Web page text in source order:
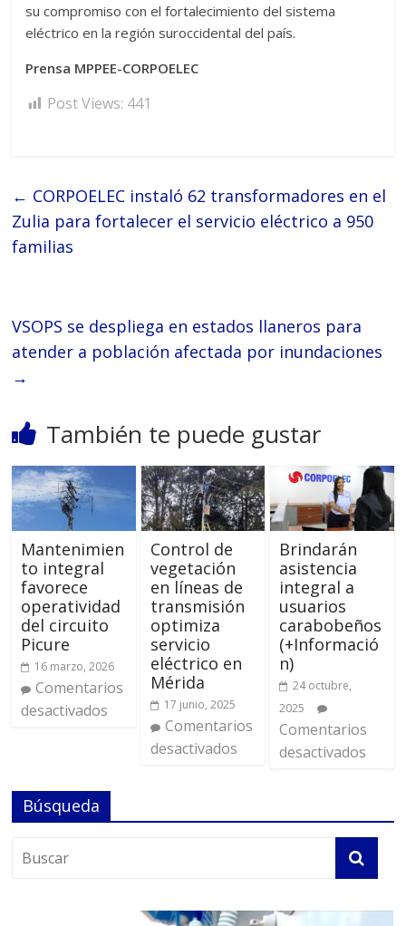
su compromiso con el fortalecimiento del sistema
eléctrico en la región suroccidental del país.
Prensa MPPEE-CORPOELEC
Post Views: 441
← CORPOELEC instaló 62 transformadores en el
Zulia para fortalecer el servicio eléctrico a 950
familias
VSOPS se despliega en estados llaneros para
atender a población afectada por inundaciones
→
También te puede gustar
Mantenimien
to integral
favorece
operatividad
del circuito
Picure
16 marzo, 2026
Comentarios
desactivados
Control de
vegetación
en líneas de
transmisión
optimiza
servicio
eléctrico en
Mérida
17 junio, 2025
Comentarios
desactivados
Brindarán
asistencia
integral a
usuarios
carabobeños
(+Informació
n)
24 octubre,
2025
Comentarios
desactivados
Búsqueda